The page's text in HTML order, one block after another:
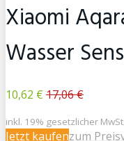
Xiaomi
Wasser
10,62 € 17,06 €
inkl. 19% gesetzlicher MwSt.
Jetzt kaufenzum